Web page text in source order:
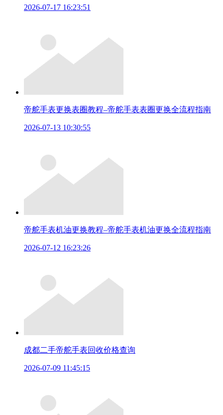
2026-07-17 16:23:51
帝舵手表更换表圈教程–帝舵手表表圈更换全流程指南
2026-07-13 10:30:55
帝舵手表机油更换教程–帝舵手表机油更换全流程指南
2026-07-12 16:23:26
成都二手帝舵手表回收价格查询
2026-07-09 11:45:15